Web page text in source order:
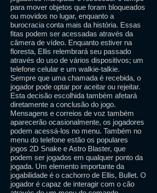
para mover objetos que foram bloqueados
ou movidos no lugar, enquanto a
burocracia conta mais da história. Essas
fitas podem ser acessadas através da
câmera de vídeo. Enquanto estiver na
floresta, Ellis relembrará seu passado
através do uso de vários dispositivos; um
telefone celular e um walkie-talkie.
Sempre que uma chamada é recebida, o
jogador pode optar por aceitar ou rejeitar.
Esta decisão escolhida também afetará
diretamente a conclusão do jogo.
Mensagens e correios de voz também
aparecerão ocasionalmente, os jogadores
podem acessá-los no menu. Também no
menu do telefone estão os populares
jogos 2D Snake e Astro Blaster, que
podem ser jogados em qualquer ponto da
jogada. Um elemento importante da
jogabilidade é o cachorro de Ellis, Bullet. O
jogador é capaz de interagir com o cão